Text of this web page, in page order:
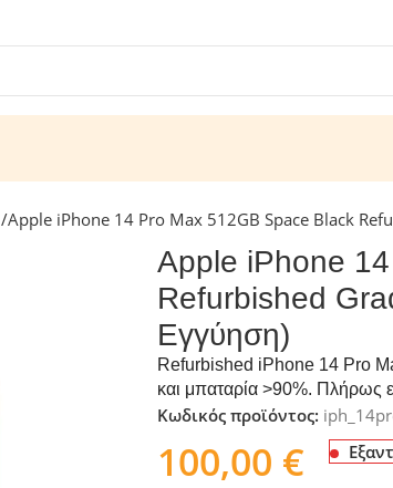
/Apple iPhone 14 Pro Max 512GB Space Black
Apple iPhone
Refurbished
Εγγύηση)
Refurbished iPhone 14 Pro
και μπαταρία >90%. Πλήρως
Κωδικός προϊόντος:
100,00 €